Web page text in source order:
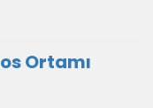
Ortamı